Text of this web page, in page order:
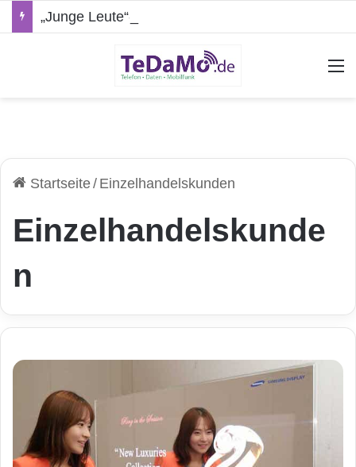
Startseite/ Einzelhandelskunden
Einzelhandelskunde
n